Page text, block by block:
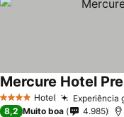
4 EstrelasHotel Experiência
Mercure Hotel
8,2 Muito boa 4.985